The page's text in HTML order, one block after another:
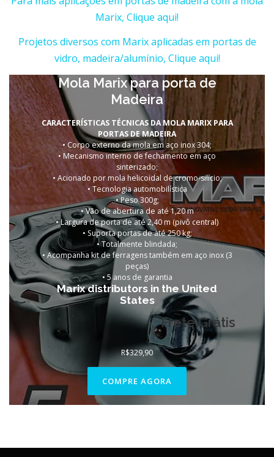
Marix, Clique aqui!
Projetos diversos com Marix aplicadas em portas de
vidro, madeira/alumínio, Clique aqui!
Mola Marix para porta de
Madeira
CARACTERÍSTICAS TÉCNICAS DA MOLA MARIX PARA
PORTAS DE MADEIRA
• Corpo externo da mola em aço inox 304;
• Mecanismo interno de fechamento em aço
sinterizado;
• Acionado por mola helicoidal de cromo-silício;
• Tecnologia automobilística
• Peso 300g;
• Vão de abertura de até 1,20 m
• Largura de porta de até 2,40 m (pivô central)
• Suporta portas deaté 250 kg;
• Totalmente blindada;
• Acompanha kit de ferragens também em aço inox (3
peças)
• 5 anos de garantia
Marix distributors in the United
States
Frete Grátis
R$329,90
COMPRE AGORA